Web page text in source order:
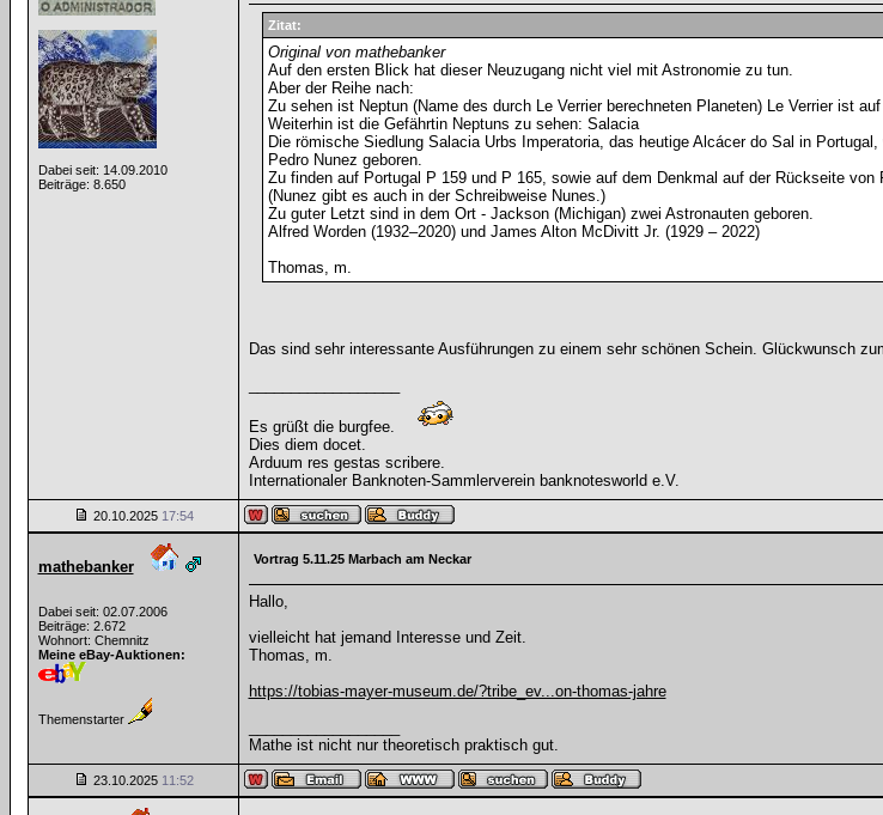
Dabei seit: 14.09.2010
Beiträge: 8.650
Zitat:
Original von mathebanker
Auf den ersten Blick hat dieser Neuzugang nicht viel mit Astronomie zu tun.
Aber der Reihe nach:
Zu sehen ist Neptun (Name des durch Le Verrier berechneten Planeten) Le Verrier ist
Weiterhin ist die Gefährtin Neptuns zu sehen: Salacia
Die römische Siedlung Salacia Urbs Imperatoria, das heutige Alcácer do Sal in
Pedro Nunez geboren.
Zu finden auf Portugal P 159 und P 165, sowie auf dem Denkmal auf der Rückseite von
(Nunez gibt es auch in der Schreibweise Nunes.)
Zu guter Letzt sind in dem Ort - Jackson (Michigan) zwei Astronauten geboren.
Alfred Worden (1932–2020) und James Alton McDivitt Jr. (1929 – 2022)
Thomas, m.
Das sind sehr interessante Ausführungen zu einem sehr schönen Schein. Glückwunsch
Es grüßt die burgfee.
Dies diem docet.
Arduum res gestas scribere.
Internationaler Banknoten-Sammlerverein banknotesworld e.V.
20.10.2025 17:54
mathebanker
Dabei seit: 02.07.2006
Beiträge: 2.672
Wohnort: Chemnitz
Meine eBay-Auktionen:
Themenstarter
Vortrag 5.11.25 Marbach am Neckar
Hallo,
vielleicht hat jemand Interesse und Zeit.
Thomas, m.
https://tobias-mayer-museum.de/?tribe_ev...on-thomas-jahre
Mathe ist nicht nur theoretisch praktisch gut.
23.10.2025 11:52